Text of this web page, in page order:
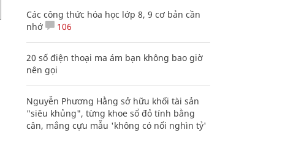
Các công thức hóa học lớp 8, 9 cơ bản cần
nhớ
106
20 số điện thoại ma ám bạn không bao giờ
nên gọi
Nguyễn Phương Hằng sở hữu khối tài sản
"siêu khủng", từng khoe sổ đỏ tính bằng
cân, mắng cựu mẫu 'không có nổi nghìn tỷ'